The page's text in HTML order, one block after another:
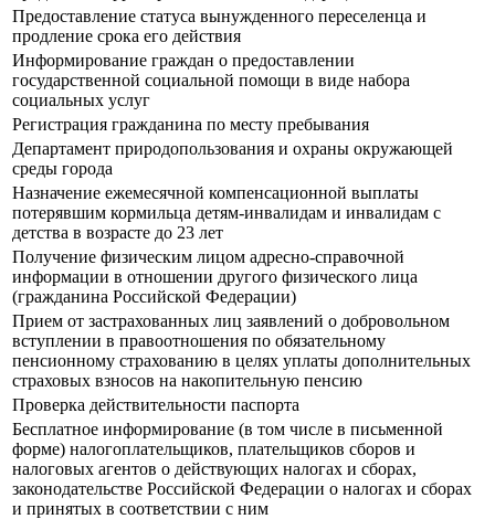
Предоставление статуса вынужденного переселенца и
продление срока его действия
Информирование граждан о предоставлении
государственной социальной помощи в виде набора
социальных услуг
Регистрация гражданина по месту пребывания
Департамент природопользования и охраны окружающей
среды города
Назначение ежемесячной компенсационной выплаты
потерявшим кормильца детям-инвалидам и инвалидам с
детства в возрасте до 23 лет
Получение физическим лицом адресно-справочной
информации в отношении другого физического лица
(гражданина Российской Федерации)
Прием от застрахованных лиц заявлений о добровольном
вступлении в правоотношения по обязательному
пенсионному страхованию в целях уплаты дополнительных
страховых взносов на накопительную пенсию
Проверка действительности паспорта
Бесплатное информирование (в том числе в письменной
форме) налогоплательщиков, плательщиков сборов и
налоговых агентов о действующих налогах и сборах,
законодательстве Российской Федерации о налогах и сборах
и принятых в соответствии с ним